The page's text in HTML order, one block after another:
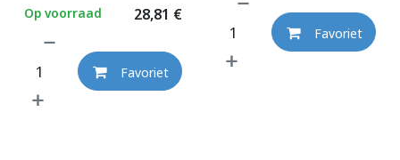
28,81 €
Op voorraad
Favoriet
Favoriet